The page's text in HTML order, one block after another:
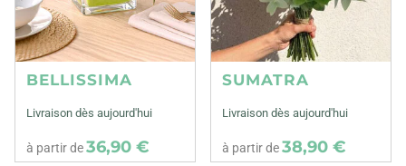
BELLISSIMA
Livraison dès aujourd'hui
à partir de36,90 €
SUMATRA
Livraison dès aujourd'hui
à partir de38,90 €